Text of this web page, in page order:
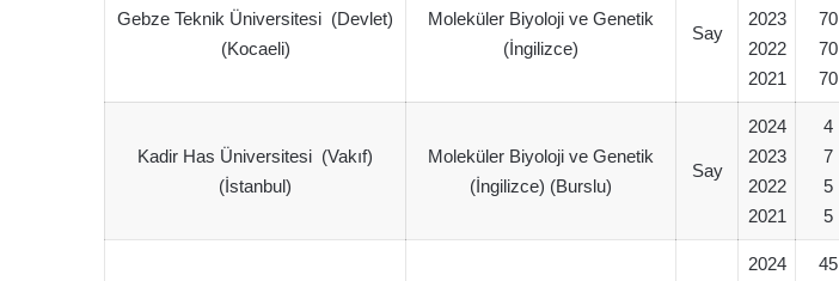
Gebze Teknik Üniversitesi (Devlet)
(Kocaeli)
Moleküler Biyoloji ve Genetik
(İngilizce)
Say
2023
2022
2021
70
70
70
Kadir Has Üniversitesi (Vakıf)
(İstanbul)
Moleküler Biyoloji ve Genetik
(İngilizce) (Burslu)
Say
2024
2023
2022
2021
4
7
5
5
2024
45